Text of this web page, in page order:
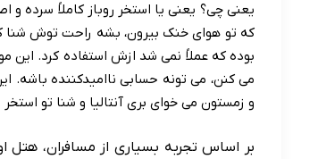
یعنی چی؟ یعنی یا استخر روباز کاملاً سرده و
که تو هوای خنک بیرون، بشه راحت توش شنا
بوده که عملاً نمی شد ازش استفاده کرد. این
می کنن، می تونه حسابی ناامیدکننده باشه.
و زمستون می خوای بری آنتالیا و شنا تو استخر
بر اساس تجربه بسیاری از مسافران، هتل